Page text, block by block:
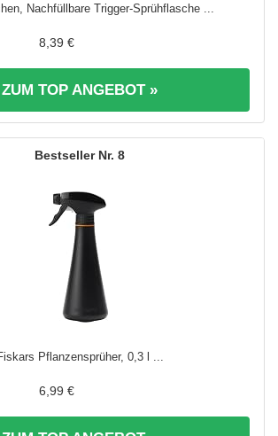
Nachfüllbare Trigger-Sprühflasche ...
8,39 €
ZUM TOP ANGEBOT »
8
Pflanzensprüher, 0,3 l ...
6,99 €